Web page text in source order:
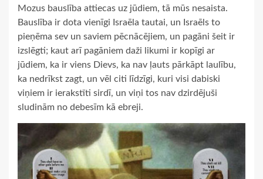
Mozus bauslība attiecas uz jūdiem, tā mūs nesaista.
Bauslība ir dota vienīgi Israēla tautai, un Israēls to
pieņēma sev un saviem pēcnācējiem, un pagāni šeit ir
izslēgti; kaut arī pagāniem daži likumi ir kopīgi ar
jūdiem, ka ir viens Dievs, ka nav ļauts pārkāpt laulību,
ka nedrīkst zagt, un vēl citi līdzīgi, kuri visi dabiski
viņiem ir ierakstīti sirdī, un viņi tos nav dzirdējuši
sludinām no debesīm kā ebreji.